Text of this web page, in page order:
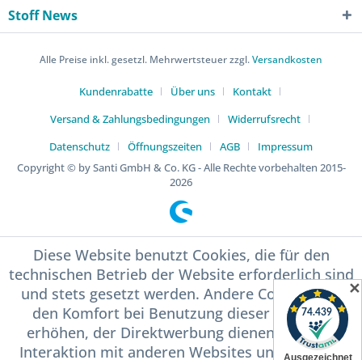
Stoff News
Alle Preise inkl. gesetzl. Mehrwertsteuer zzgl.Versandkosten
Kundenrabatte Über uns
Kontakt
Versand & Zahlungsbedingungen
Widerrufsrecht
Datenschutz
Öffnungszeiten AGB
Impressum
Copyright © by Santi GmbH & Co. KG - Alle Rechte vorbehalten 2015-
2026
Diese Website benutzt Cookies, die für den
technischen Betrieb der Website erforderlich sind
und stets gesetzt werden. Andere Cookies, die
den Komfort bei Benutzung dieser Website
erhöhen, der Direktwerbung dienen oder die
Interaktion mit anderen Websites und sozialen
✕